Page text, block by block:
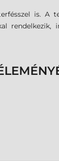
is. A
rendelkezik,